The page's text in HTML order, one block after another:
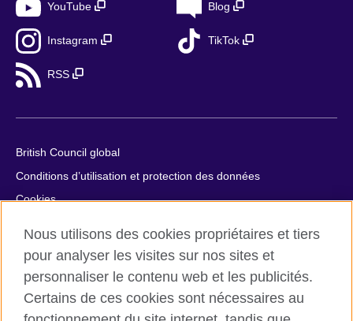
YouTube Blog
Instagram TikTok
RSS
British Council global
Conditions d’utilisation et protection des données
Cookies
© 2026 British Council
British Council in France société par actions simplifiée
Nous utilisons des cookies propriétaires et tiers
pour analyser les visites sur nos sites et
personnaliser le contenu web et les publicités.
Certains de ces cookies sont nécessaires au